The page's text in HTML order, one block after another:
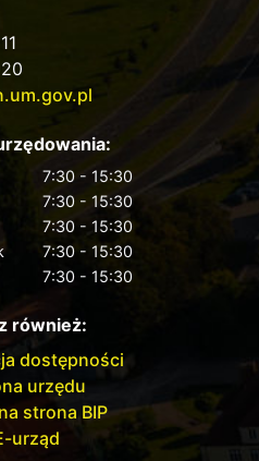
7:30 - 15:30
7:30 - 15:30
7:30 - 15:30
7:30 - 15:30
7:30 - 15:30
również:
dostępności
urzędu
strona BIP
urząd